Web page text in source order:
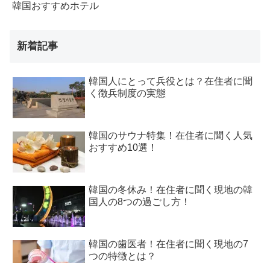
韓国おすすめホテル
新着記事
韓国人にとって兵役とは？在住者に聞
く徴兵制度の実態
韓国のサウナ特集！在住者に聞く人気
おすすめ10選！
韓国の冬休み！在住者に聞く現地の韓
国人の8つの過ごし方！
韓国の歯医者！在住者に聞く現地の7
つの特徴とは？